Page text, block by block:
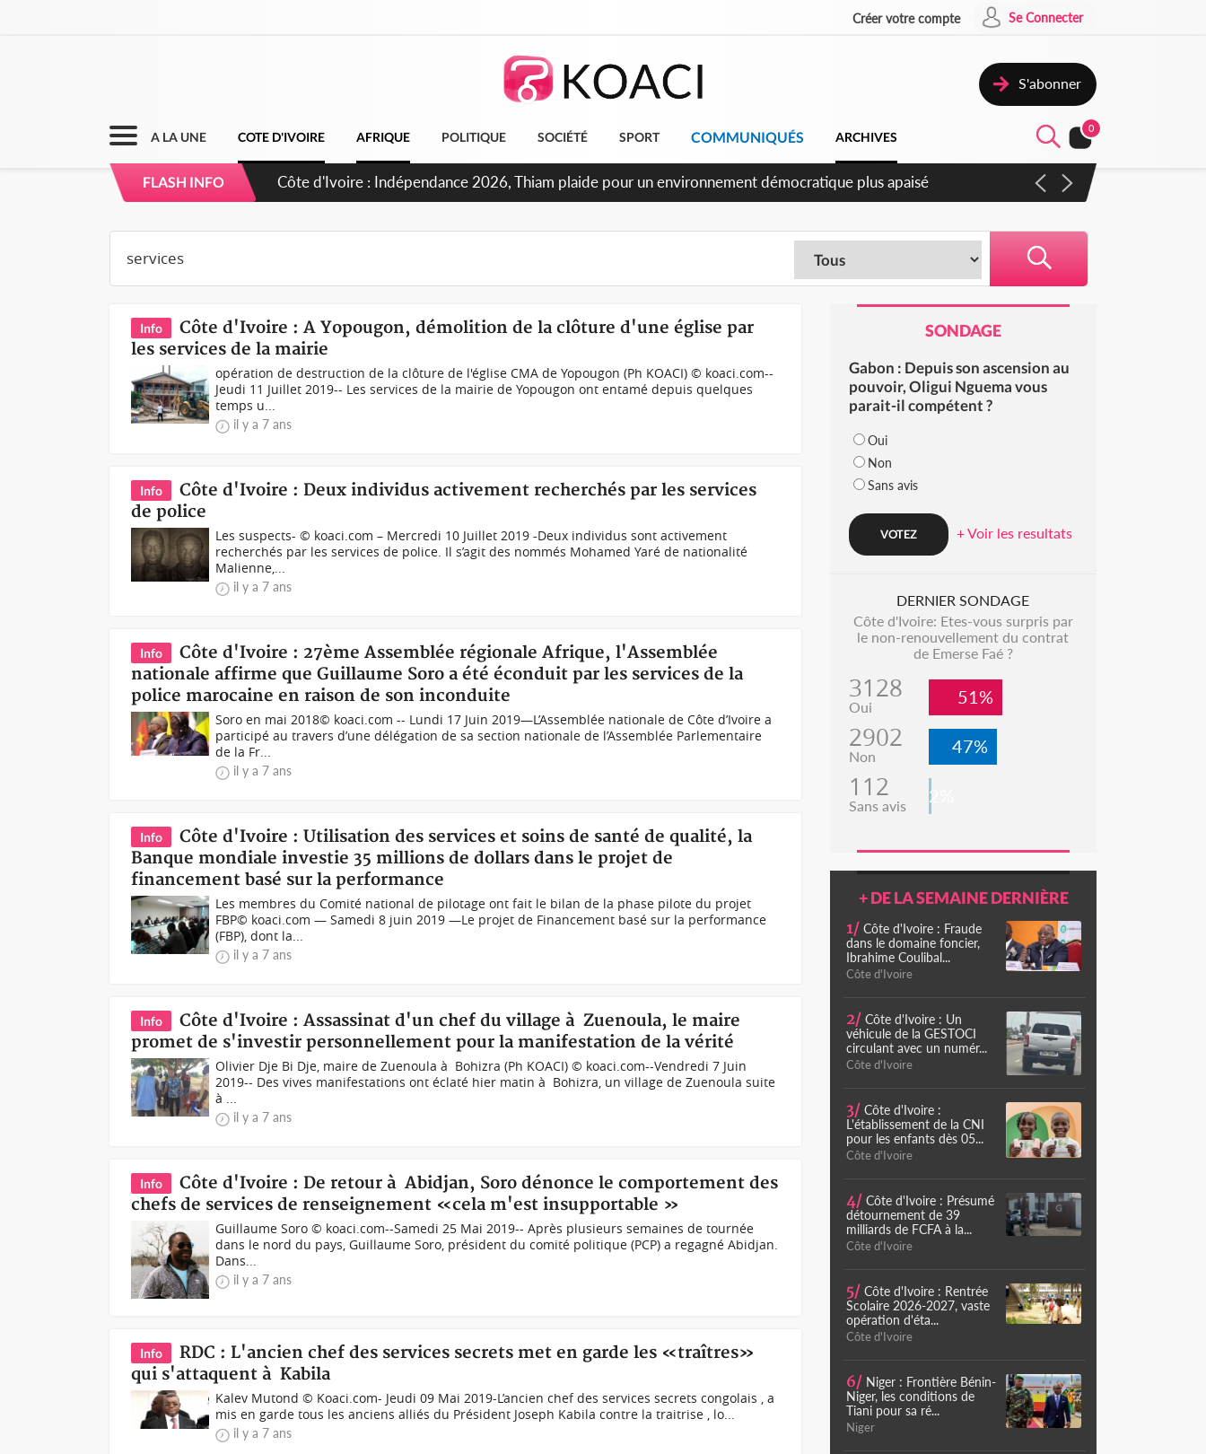
Créer votre compte Se Connecter
S'abonner
A LA UNE COTE D'IVOIRE AFRIQUE POLITIQUE SOCIÉTÉ SPORT COMMUNIQUÉS ARCHIVES
0
FLASH INFO Côte d'Ivoire : Concours INFAS 2026, les convocations seront disponibles à compter du samedi
Info
Côte d'Ivoire : A Yopougon, démolition de la clôture d'une église par
les services de la mairie
opération de destruction de la clôture de l'église CMA de Yopougon (Ph KOACI) © koaci.com--
Jeudi 11 Juillet 2019-- Les services de la mairie de Yopougon ont entamé depuis quelques
temps u...
il y a 7 ans
Info
Côte d'Ivoire : Deux individus activement recherchés par les services
de police
Les suspects- © koaci.com – Mercredi 10 Juillet 2019 -Deux individus sont activement
recherchés par les services de police. Il s’agit des nommés Mohamed Yaré de nationalité
Malienne,...
il y a 7 ans
Info
Côte d'Ivoire : 27ème Assemblée régionale Afrique, l'Assemblée
nationale affirme que Guillaume Soro a été éconduit par les services de la
police marocaine en raison de son inconduite
Soro en mai 2018© koaci.com -- Lundi 17 Juin 2019—L’Assemblée nationale de Côte d’Ivoire a
participé au travers d’une délégation de sa section nationale de l’Assemblée Parlementaire
de la Fr...
il y a 7 ans
Info
Côte d'Ivoire : Utilisation des services et soins de santé de qualité, la
Banque mondiale investie 35 millions de dollars dans le projet de
financement basé sur la performance
Les membres du Comité national de pilotage ont fait le bilan de la phase pilote du projet
FBP© koaci.com — Samedi 8 juin 2019 —Le projet de Financement basé sur la performance
(FBP), dont la...
il y a 7 ans
Info
Côte d'Ivoire : Assassinat d'un chef du village à Zuenoula, le maire
promet de s'investir personnellement pour la manifestation de la vérité
Olivier Dje Bi Dje, maire de Zuenoula à Bohizra (Ph KOACI) © koaci.com--Vendredi 7 Juin
2019-- Des vives manifestations ont éclaté hier matin à Bohizra, un village de Zuenoula suite
à ...
il y a 7 ans
Info
Côte d'Ivoire : De retour à Abidjan, Soro dénonce le comportement des
chefs de services de renseignement «cela m'est insupportable »
Guillaume Soro © koaci.com--Samedi 25 Mai 2019-- Après plusieurs semaines de tournée
dans le nord du pays, Guillaume Soro, président du comité politique (PCP) a regagné Abidjan.
Dans...
il y a 7 ans
Info
RDC : L'ancien chef des services secrets met en garde les «traîtres»
qui s'attaquent à Kabila
Kalev Mutond © Koaci.com- Jeudi 09 Mai 2019-L’ancien chef des services secrets congolais , a
mis en garde tous les anciens alliés du Président Joseph Kabila contre la traitrise , lo...
il y a 7 ans
SONDAGE
Gabon : Depuis son ascension au
pouvoir, Oligui Nguema vous
parait-il compétent ?
Oui
Non
Sans avis
+ Voir les resultats
DERNIER SONDAGE
Côte d'Ivoire: Etes-vous surpris par
le non-renouvellement du contrat
de Emerse Faé ?
3128
Oui 51%
2902
Non 47%
112
Sans avis 2%
+ DE LA SEMAINE DERNIÈRE
1/ Côte d'Ivoire : Fraude
dans le domaine foncier,
Ibrahime Coulibal...
Côte d'Ivoire
2/ Côte d'Ivoire : Un
véhicule de la GESTOCI
circulant avec un numér...
Côte d'Ivoire
3/ Côte d'Ivoire :
L'établissement de la CNI
pour les enfants dès 05...
Côte d'Ivoire
4/ Côte d'Ivoire : Présumé
détournement de 39
milliards de FCFA à la...
Côte d'Ivoire
5/ Côte d'Ivoire : Rentrée
Scolaire 2026-2027, vaste
opération d'éta...
Côte d'Ivoire
6/ Niger : Frontière Bénin-
Niger, les conditions de
Tiani pour sa ré...
Niger